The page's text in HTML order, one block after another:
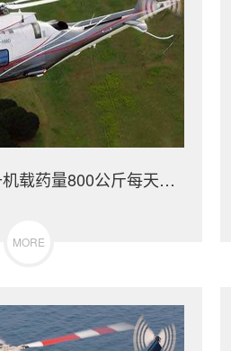
大型农业农药直升机载药量800公斤每天农林喷洒达18万亩
MORE